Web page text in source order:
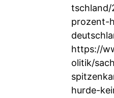
prozent-
https://
olitik/
hurde-